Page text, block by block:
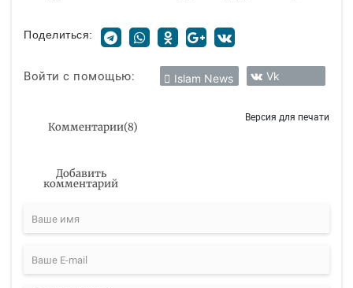
Поделиться:
Войти с помощью: Islam News Vk
Комментарии(8)
Версия для печати
Добавить
комментарий